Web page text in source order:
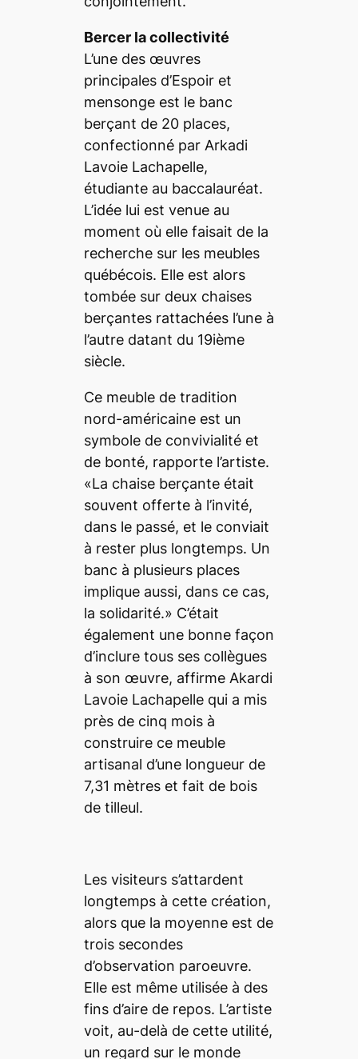
Bercer la collectivité
L’une des œuvres
principales d’Espoir et
mensonge est le banc
berçant de 20 places,
confectionné par Arkadi
Lavoie Lachapelle,
étudiante au baccalauréat.
L’idée lui est venue au
moment où elle faisait de la
recherche sur les meubles
québécois. Elle est alors
tombée sur deux chaises
berçantes rattachées l’une à
l’autre datant du 19ième
siècle.
Ce meuble de tradition
nord-américaine est un
symbole de convivialité et
de bonté, rapporte l’artiste.
«La chaise berçante était
souvent offerte à l’invité,
dans le passé, et le conviait
à rester plus longtemps. Un
banc à plusieurs places
implique aussi, dans ce cas,
la solidarité.» C’était
également une bonne façon
d’inclure tous ses collègues
à son œuvre, affirme Akardi
Lavoie Lachapelle qui a mis
près de cinq mois à
construire ce meuble
artisanal d’une longueur de
7,31 mètres et fait de bois
de tilleul.
Les visiteurs s’attardent
longtemps à cette création,
alors que la moyenne est de
trois secondes
d’observation paroeuvre.
Elle est même utilisée à des
fins d’aire de repos. L’artiste
voit, au-delà de cette utilité,
un regard sur le monde